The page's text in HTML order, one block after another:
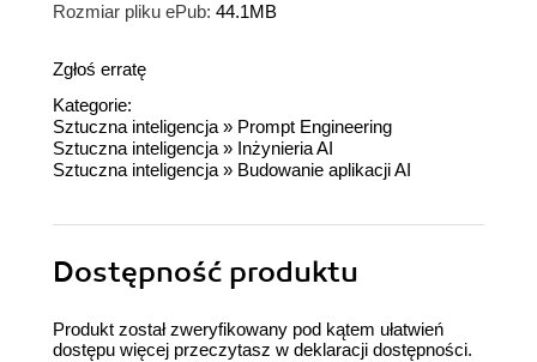
Rozmiar pliku ePub: 44.1MB
Zgłoś erratę
Kategorie:
Sztuczna inteligencja » Prompt Engineering
Sztuczna inteligencja » Inżynieria AI
Sztuczna inteligencja » Budowanie aplikacji AI
Dostępność produktu
Produkt został zweryfikowany pod kątem ułatwień
dostępu więcej przeczytasz w deklaracji dostępności.